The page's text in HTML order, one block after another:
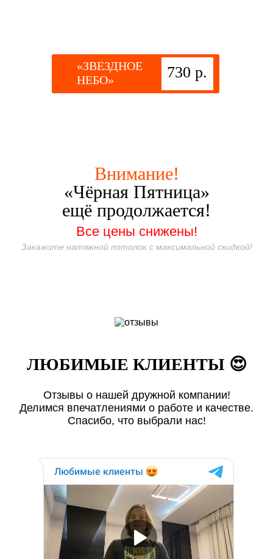
«ЗВЕЗДНОЕ
НЕБО»
730 р.
Внимание!
«Чёрная Пятница»
ещё продолжается!
Все цены снижены!
Закажите натяжной потолок с максимальной скидкой!
ЛЮБИМЫЕ КЛИЕНТЫ 😍
Отзывы о нашей дружной компании!
Делимся впечатлениями о работе и качестве.
Спасибо, что выбрали нас!